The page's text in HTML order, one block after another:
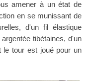
amener à un état de
en se munissant de
d'un fil élastique
tibétaines, d'un
le tour est joué pour un